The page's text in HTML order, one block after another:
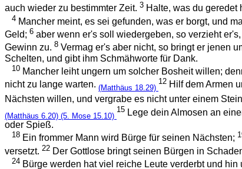
auch wieder zu bestimmter Zeit. 3 Halte, was du geredet
4 Mancher meint, es sei gefunden, was er borgt, und
Geld; 6 aber wenn er's soll wiedergeben, so verzieht
Gewinn zu. 8 Vermag er's aber nicht, so bringt er jenen
Schelten, und gibt ihm Schmähworte für Dank.
10 Mancher leiht ungern um solcher Bosheit willen;
nicht zu lange warten. (Matthäus 18.29)
12 Hilf dem Armen
Nächsten willen, und vergrabe es nicht unter einem
(Matthäus 6.20) (5. Mose 15.10)
15 Lege dein Almosen an
oder Spieß.
18 Ein frommer Mann wird Bürge für seinen Nächsten;
versetzt. 22 Der Gottlose bringt seinen Bürgen in
24 Bürge werden hat viel reiche Leute verderbt und